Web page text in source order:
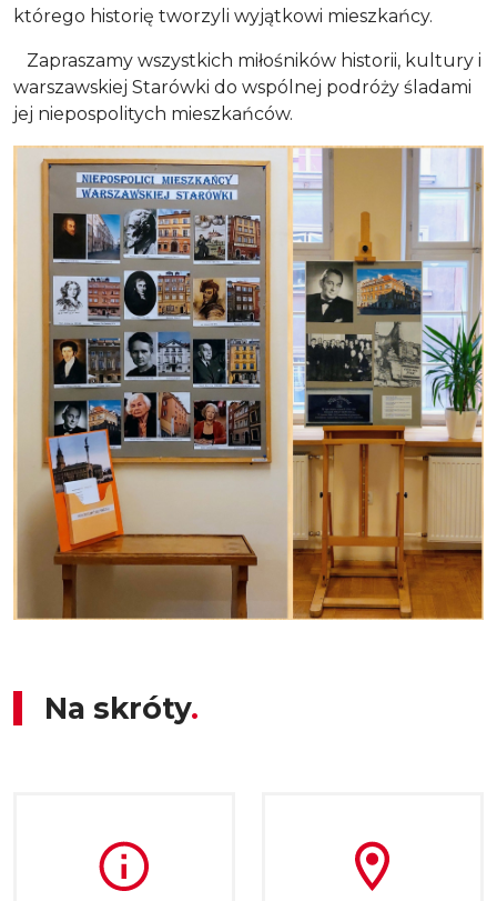
którego historię tworzyli wyjątkowi mieszkańcy.
Zapraszamy wszystkich miłośników historii, kultury i
warszawskiej Starówki do wspólnej podróży śladami
jej niepospolitych mieszkańców.
Na skróty